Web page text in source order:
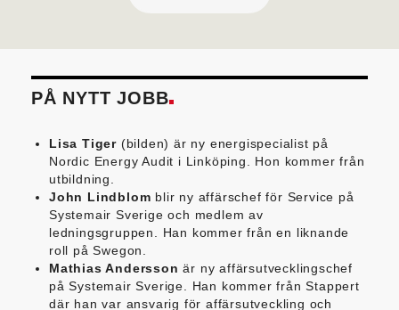
PÅ NYTT JOBB
Lisa Tiger (bilden) är ny energispecialist på
Nordic Energy Audit i Linköping. Hon kommer från
utbildning.
John Lindblom blir ny affärschef för Service på
Systemair Sverige och medlem av
ledningsgruppen. Han kommer från en liknande
roll på Swegon.
Mathias Andersson är ny affärsutvecklingschef
på Systemair Sverige. Han kommer från Stappert
där han var ansvarig för affärsutveckling och